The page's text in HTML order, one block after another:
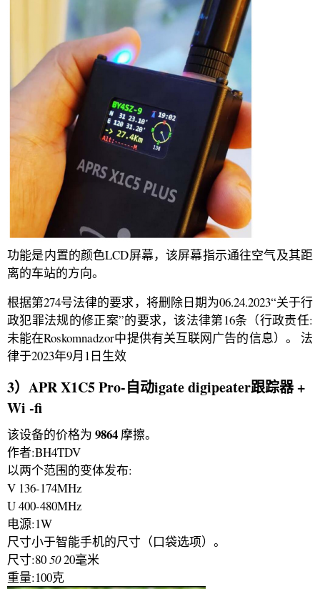
功能是内置的颜色LCD屏幕，该屏幕指示通往空气及其距
离的车站的方向。
根据第274号法律的要求，将删除日期为06.24.2023“关于行
政犯罪法规的修正案”的要求，该法律第16条（行政责任:
未能在Roskomnadzor中提供有关互联网广告的信息）。 法
律于2023年9月1日生效
3）APR X1C5 Pro-自动igate digipeater跟踪器 +
Wi -fi
该设备的价格为 9864 摩擦。
作者:BH4TDV
以两个范围的变体发布:
V 136-174MHz
U 400-480MHz
电源:1W
尺寸小于智能手机的尺寸（口袋选项）。
尺寸:805020毫米
重量:100克